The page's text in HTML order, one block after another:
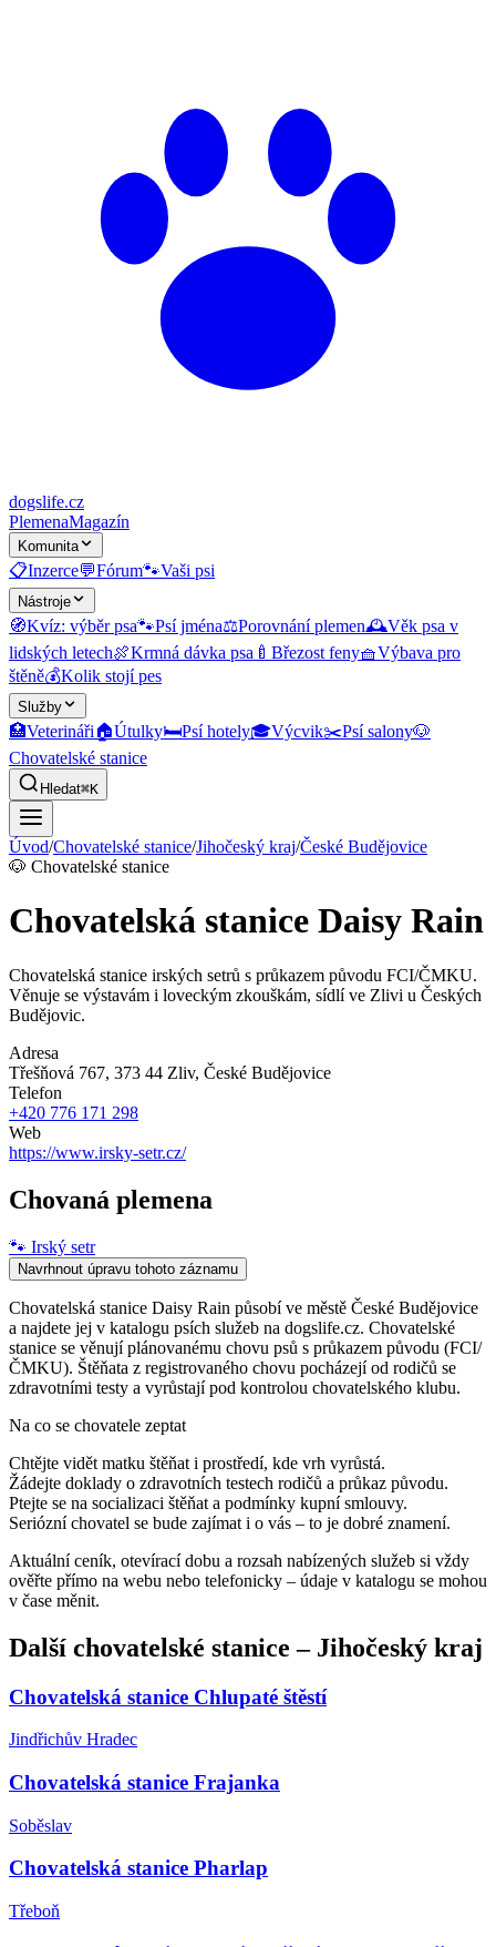
dogslife.cz
PlemenaMagazín
Komunita
📋Inzerce💬Fórum🐾Vaši psi
Nástroje
🧭Kvíz: výběr psa🐾Psí jména⚖️Porovnání plemen🕰️Věk psa v
lidských letech🍖Krmná dávka psa 🍼 Březost feny🧺Výbava pro
štěně💰Kolik stojí pes
Služby
🏥Veterináři🏠Útulky🛏️Psí hotely🎓Výcvik✂️Psí salony🐶
Chovatelské stanice
Hledat⌘K
Úvod/Chovatelské stanice/Jihočeský kraj/České Budějovice
🐶 Chovatelské stanice
Chovatelská stanice Daisy Rain
Chovatelská stanice irských setrů s průkazem původu FCI/ČMKU.
Věnuje se výstavám i loveckým zkouškám, sídlí ve Zlivi u Českých
Budějovic.
Adresa
Třešňová 767, 373 44 Zliv, České Budějovice
Telefon
+420 776 171 298
Web
https://www.irsky-setr.cz/
Chovaná plemena
🐾 Irský setr
Navrhnout úpravu tohoto záznamu
Chovatelská stanice Daisy Rain působí ve městě České Budějovice
a najdete jej v katalogu psích služeb na dogslife.cz. Chovatelské
stanice se věnují plánovanému chovu psů s průkazem původu (FCI/
ČMKU). Štěňata z registrovaného chovu pocházejí od rodičů se
zdravotními testy a vyrůstají pod kontrolou chovatelského klubu.
Na co se chovatele zeptat
Chtějte vidět matku štěňat i prostředí, kde vrh vyrůstá.
Žádejte doklady o zdravotních testech rodičů a průkaz původu.
Ptejte se na socializaci štěňat a podmínky kupní smlouvy.
Seriózní chovatel se bude zajímat i o vás – to je dobré znamení.
Aktuální ceník, otevírací dobu a rozsah nabízených služeb si vždy
ověřte přímo na webu nebo telefonicky – údaje v katalogu se mohou
v čase měnit.
Další chovatelské stanice – Jihočeský kraj
Chovatelská stanice Chlupaté štěstí
Jindřichův Hradec
Chovatelská stanice Frajanka
Soběslav
Chovatelská stanice Pharlap
Třeboň